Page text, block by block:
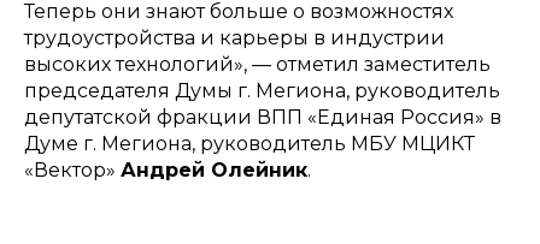
Теперь они знают больше о возможностях
трудоустройства и карьеры в индустрии
высоких технологий», — отметил заместитель
председателя Думы г. Мегиона, руководитель
депутатской фракции ВПП «Единая Россия» в
Думе г. Мегиона, руководитель МБУ МЦИКТ
«Вектор» Андрей Олейник.